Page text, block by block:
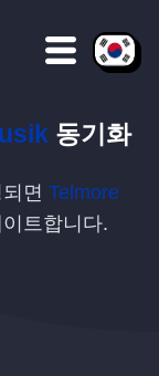
동기화
면 Telmore
트합니다.